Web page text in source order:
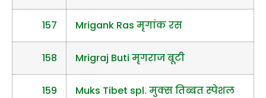
157 Mrigank Ras मृगांक रस
158 Mrigraj Buti मृगराज बूटी
159 Muks Tibet spl. मुक्स तिब्बत स्पेशल